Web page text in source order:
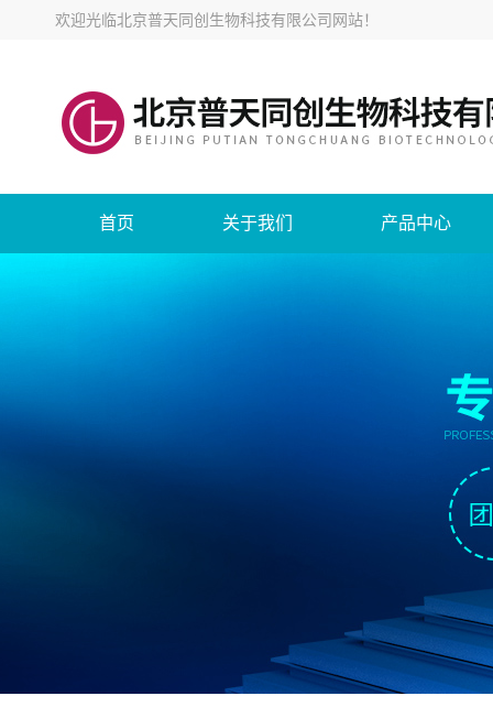
欢迎光临北京普天同创生物科技有限公司网站！
首页 关于我们 产品中心